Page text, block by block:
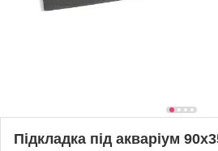
Підкладка під акваріум